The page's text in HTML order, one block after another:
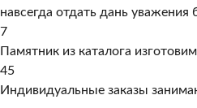
навсегда отдать дань уважения
7
Памятник из каталога
45
Индивидуальные заказы